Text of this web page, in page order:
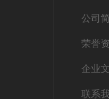
公司
荣誉
企业
联系